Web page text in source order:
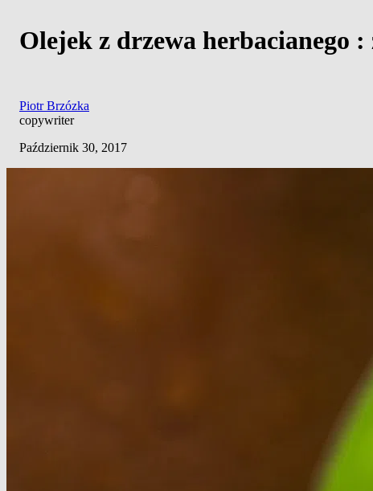
Olejek z drzewa herbacianego :
Piotr Brzózka
copywriter
Październik 30, 2017